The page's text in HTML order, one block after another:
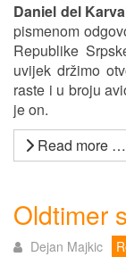
Daniel del
pismenom
Republike
uvijek držimo
raste i u broju
je on.
Read more …
Oldtimer
Dejan Majkic